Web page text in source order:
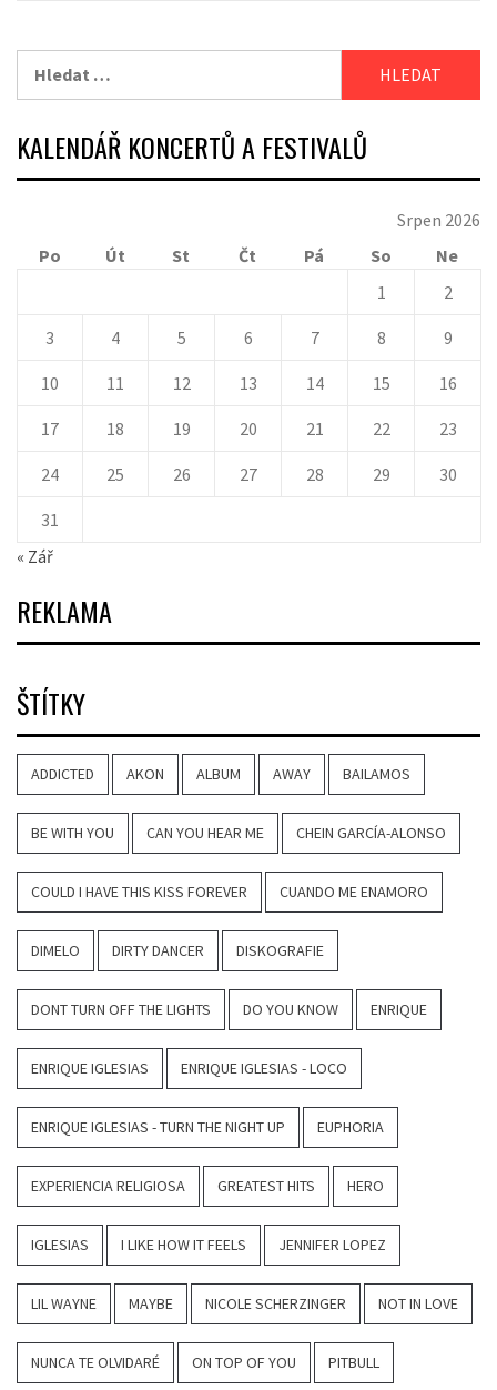
KALENDÁŘ KONCERTŮ A FESTIVALŮ
Srpen 2026
Po
Út St Čt Pá So
Ne
1
2
3 4 5 6 7 8 9
10 11 12 13 14 15 16
17 18 19 20 21 22 23
24 25 26 27 28 29 30
31
« Zář
REKLAMA
ŠTÍTKY
ADDICTED AKON ALBUM AWAY BAILAMOS
BE WITH YOU CAN YOU HEAR ME CHEIN GARCÍA-ALONSO
COULD I HAVE THIS KISS FOREVER CUANDO ME ENAMORO
DIMELO DIRTY DANCER DISKOGRAFIE
DONT TURN OFF THE LIGHTS DO YOU KNOW ENRIQUE
ENRIQUE IGLESIAS ENRIQUE IGLESIAS - LOCO
ENRIQUE IGLESIAS - TURN THE NIGHT UP EUPHORIA
EXPERIENCIA RELIGIOSA GREATEST HITS HERO
IGLESIAS I LIKE HOW IT FEELS JENNIFER LOPEZ
LIL WAYNE MAYBE NICOLE SCHERZINGER NOT IN LOVE
NUNCA TE OLVIDARÉ ON TOP OF YOU PITBULL